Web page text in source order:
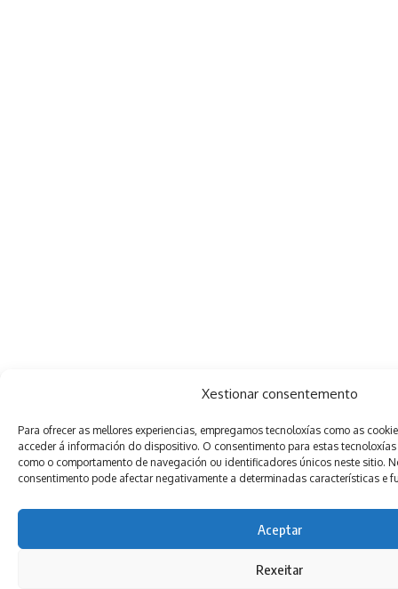
Xestionar consentemento
Para ofrecer as mellores experiencias, empregamos tecnoloxías como as
acceder á información do dispositivo. O consentimento para estas
como o comportamento de navegación ou identificadores únicos neste sitio.
consentimento pode afectar negativamente a determinadas características e
Aceptar
Rexeitar